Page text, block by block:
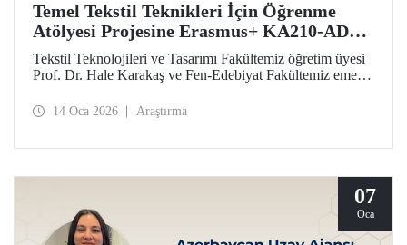
Temel Tekstil Teknikleri İçin Öğrenme
Atölyesi Projesine Erasmus+ KA210-ADU
Desteği
Tekstil Teknolojileri ve Tasarımı Fakültemiz öğretim üyesi
Prof. Dr. Hale Karakaş ve Fen-Edebiyat Fakültemiz emekli
yer aldığı Temel Tekstil Teknikleri İçin Öğrenme Atölyesi
14 Oca 2026 Araştırma
07
Oca